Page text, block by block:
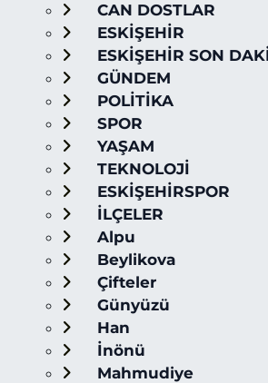
CAN DOSTLAR
ESKİŞEHİR
ESKİŞEHİR SON
GÜNDEM
POLİTİKA
SPOR
YAŞAM
TEKNOLOJİ
ESKİŞEHİRSPOR
İLÇELER
Alpu
Beylikova
Çifteler
Günyüzü
Han
İnönü
Mahmudiye